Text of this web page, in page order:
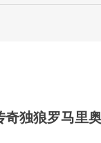
奇独狼罗马里